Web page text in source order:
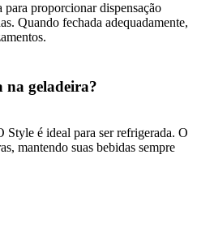
proporcionar dispensação
Quando fechada adequadamente,
na geladeira?
é ideal para ser refrigerada. O
mantendo suas bebidas sempre